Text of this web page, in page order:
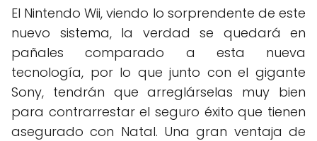
El Nintendo Wii, viendo lo sorprendente de este
nuevo sistema, la verdad se quedará en
pañales comparado a esta nueva
tecnología, por lo que junto con el gigante
Sony, tendrán que arreglárselas muy bien
para contrarrestar el seguro éxito que tienen
asegurado con Natal. Una gran ventaja de